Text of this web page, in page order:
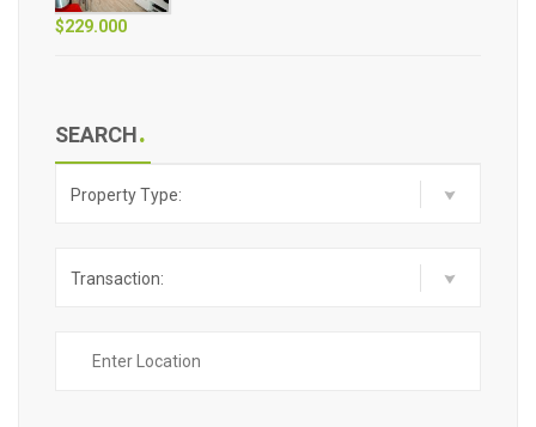
$229.000
SEARCH
Property Type:
Transaction: